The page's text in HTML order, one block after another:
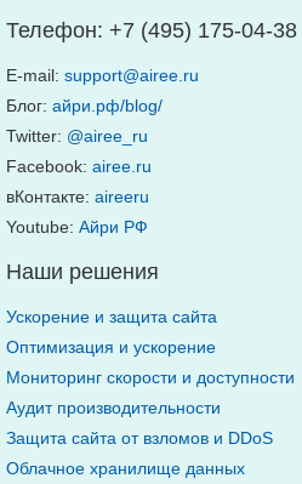
Телефон: +7 (495) 175-04-38
E-mail: support@airee.ru
Блог: айри.рф/blog/
Twitter: @airee_ru
Facebook: airee.ru
вКонтакте: aireeru
Youtube: Айри РФ
Наши решения
Ускорение и защита сайта
Оптимизация и ускорение
Мониторинг скорости и доступности
Аудит производительности
Защита сайта от взломов и DDoS
Облачное хранилище данных